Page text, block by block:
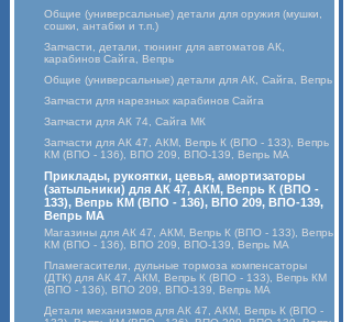
Общие (универсальные) детали для оружия (мушки,
сошки, антабки и т.п.)
Запчасти, детали, тюнинг для автоматов АК,
карабинов Сайга, Вепрь
Общие (универсальные) детали для АК, Сайга, Вепрь
Запчасти для нарезных карабинов Сайга
Запчасти для АК 74, Сайга МК
Запчасти для АК 47, АКМ, Вепрь К (ВПО - 133), Вепрь
КМ (ВПО - 136), ВПО 209, ВПО-139, Вепрь МА
Приклады, рукоятки, цевья, амортизаторы
(затыльники) для АК 47, АКМ, Вепрь К (ВПО -
133), Вепрь КМ (ВПО - 136), ВПО 209, ВПО-139,
Вепрь МА
Магазины для АК 47, АКМ, Вепрь К (ВПО - 133), Вепрь
КМ (ВПО - 136), ВПО 209, ВПО-139, Вепрь МА
Пламегасители, дульные тормоза компенсаторы
(ДТК) для АК 47, АКМ, Вепрь К (ВПО - 133), Вепрь КМ
(ВПО - 136), ВПО 209, ВПО-139, Вепрь МА
Детали механизмов для АК 47, АКМ, Вепрь К (ВПО -